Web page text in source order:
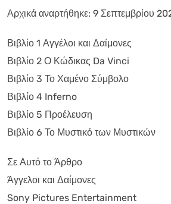
Αρχικά αναρτήθηκε: 9 Σεπτεμβρίου
Βιβλίο 1 Αγγέλοι και Δαίμονες
Βιβλίο 2 Ο Κώδικας Da Vinci
Βιβλίο 3 Το Χαμένο Σύμβολο
Βιβλίο 4 Inferno
Βιβλίο 5 Προέλευση
Βιβλίο 6 Το Μυστικό των Μυστικών
Σε Αυτό το Άρθρο
Άγγελοι και Δαίμονες
Sony Pictures Entertainment